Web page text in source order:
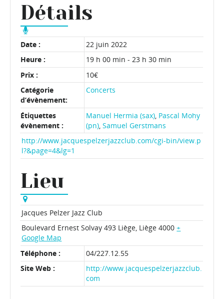
Détails
Date :
22 juin 2022
Heure :
19 h 00 min - 23 h 30 min
Prix :
10€
Catégorie
d’évènement:
Concerts
Étiquettes
évènement :
Manuel Hermia (sax) Pascal Mohy
(pn) ,Samuel Gerstmans
http://www.jacquespelzerjazzclub.com/cgi-bin/view.p
l?&page=4&lg=1
Lieu
Jacques Pelzer Jazz Club
Boulevard Ernest Solvay 493 Liège, Liège 4000 +
Google Map
Téléphone :
04/227.12.55
Site Web :
http://www.jacquespelzerjazzclub.
com